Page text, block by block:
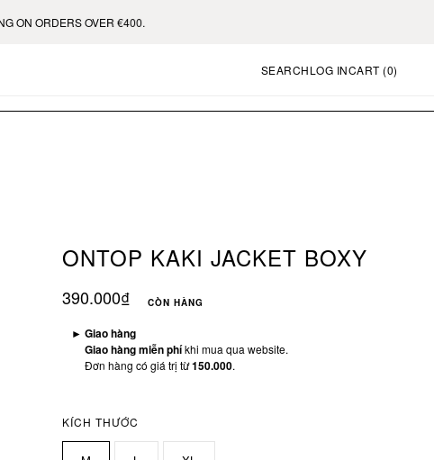
SEARCHLOG INCART (0)
ONTOP KAKI JACKET BOXY
390.000₫ CÒN HÀNG
► Giao hàng
Giao hàng miễn phíkhi mua qua website.
Đơn hàng có giá trị từ150.000.
KÍCH THƯỚC